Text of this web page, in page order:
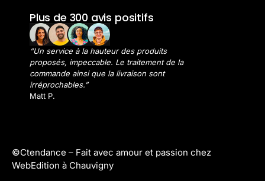
Plus de 300 avis positifs
“Un service à la hauteur des produits
proposés, impeccable. Le traitement de la
commande ainsi que la livraison sont
irréprochables.”
Matt P.
©Ctendance – Fait avec amour et passion chez
WebEdition à Chauvigny